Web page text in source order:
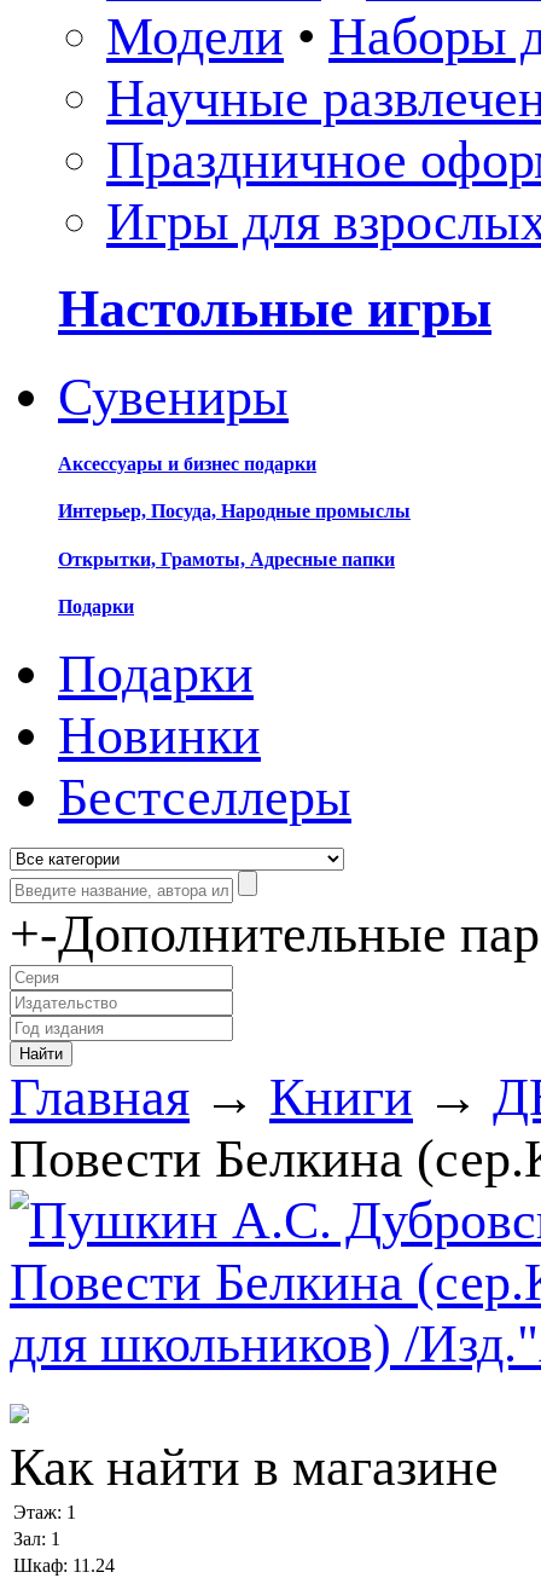
Модели • Наборы
Научные
Праздничное
Игры для
Настольные игры
Сувениры
Аксессуары и бизнес подарки
Интерьер, Посуда, Народные промыслы
Открытки, Грамоты, Адресные папки
Подарки
Подарки
Новинки
Бестселлеры
+-Дополнительные
Главная → Книги →
Повести Белкина
Как найти в магазине
Этаж: 1
Зал: 1
Шкаф: 11.24